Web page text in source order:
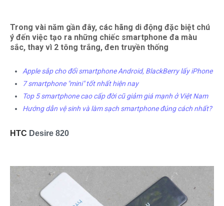
Trong vài năm gần đây, các hãng di động đặc biệt chú
ý đến việc tạo ra những chiếc smartphone đa màu
sắc, thay vì 2 tông trắng, đen truyền thống
Apple sắp cho đổi smartphone Android, BlackBerry lấy iPhone
7 smartphone "mini" tốt nhất hiện nay
Top 5 smartphone cao cấp đời cũ giảm giá mạnh ở Việt Nam
Hướng dẫn vệ sinh và làm sạch smartphone đúng cách nhất?
HTC Desire 820